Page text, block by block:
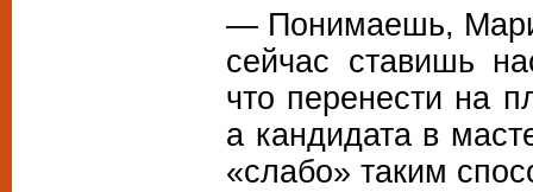
— Понимаешь,
сейчас ставишь
что перенести на
а кандидата в
«слабо» таким